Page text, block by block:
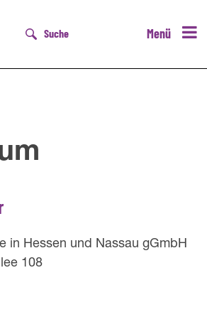
Menü
Suche
in Hessen und Nassau gGmbH
108